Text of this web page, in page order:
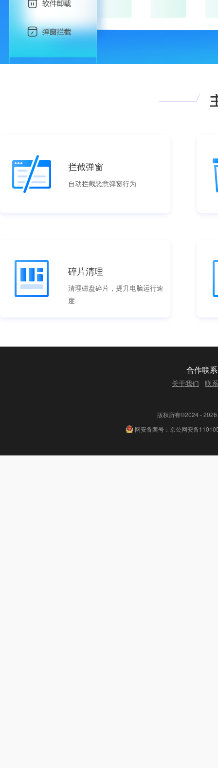
拦截弹窗
自动拦截恶意弹窗行为
碎片清理
清理磁盘碎片，提升电脑运行速
度
合作联系
关于我们 联
版权所有©2024 -
网安备案号：京公网安备